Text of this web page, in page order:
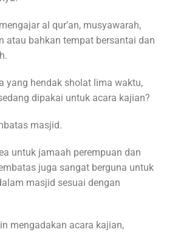
al qur’an, musyawarah,
atau bahkan tempat bersantai dan
yang hendak sholat lima waktu,
dipakai untuk acara kajian?
masjid.
untuk jamaah perempuan dan
juga sangat berguna untuk
masjid sesuai dengan
mengadakan acara kajian,